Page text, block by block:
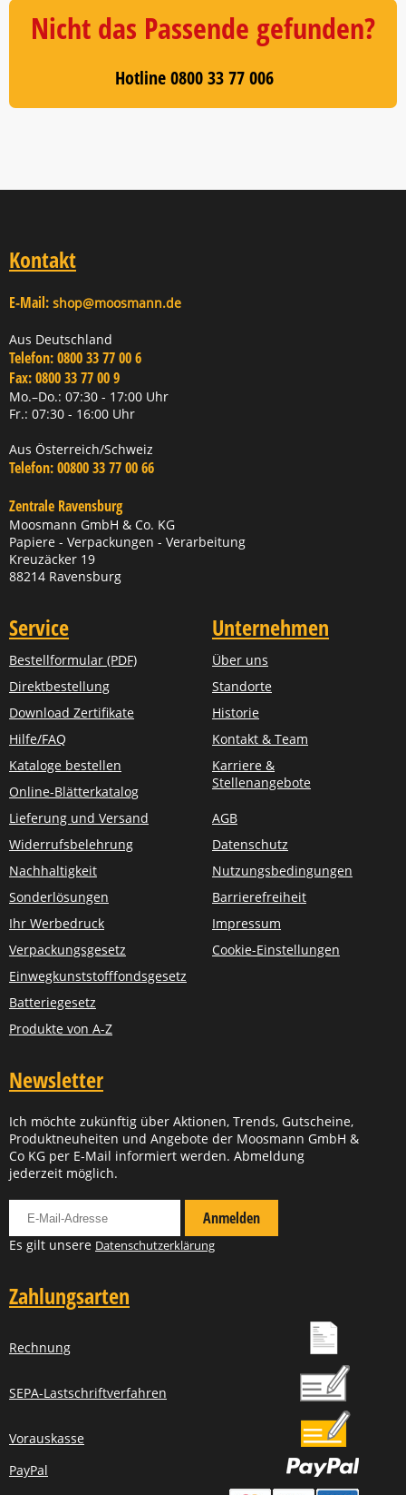
Nicht das Passende gefunden?
Hotline 0800 33 77 006
Kontakt
E-Mail: shop@moosmann.de
Aus Deutschland
Telefon:0800 33 77 00 6
Fax:0800 33 77 00 9
Mo.–Do.: 07:30 - 17:00 Uhr
Fr.: 07:30 - 16:00 Uhr
Aus Österreich/Schweiz
Telefon:00800 33 77 00 66
Zentrale Ravensburg
Moosmann GmbH & Co. KG
Papiere - Verpackungen - Verarbeitung
Kreuzäcker 19
88214 Ravensburg
Service
Bestellformular (PDF)
Direktbestellung
Download Zertifikate
Hilfe/FAQ
Kataloge bestellen
Online-Blätterkatalog
Lieferung und Versand
Widerrufsbelehrung
Nachhaltigkeit
Sonderlösungen
Ihr Werbedruck
Verpackungsgesetz
Einwegkunststofffondsgesetz
Batteriegesetz
Produkte von A-Z
Unternehmen
Über uns
Standorte
Historie
Kontakt & Team
Karriere &
Stellenangebote
AGB
Datenschutz
Nutzungsbedingungen
Barrierefreiheit
Impressum
Cookie-Einstellungen
Newsletter
Ich möchte zukünftig über Aktionen, Trends, Gutscheine,
Produktneuheiten und Angebote der Moosmann GmbH &
Co KG per E-Mail informiert werden. Abmeldung
jederzeit möglich.
Anmelden
Es gilt unsere Datenschutzerklärung
Zahlungsarten
Rechnung
SEPA-Lastschriftverfahren
Vorauskasse
PayPal